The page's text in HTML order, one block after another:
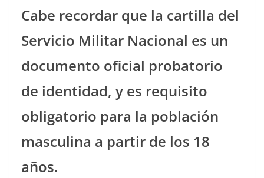
Cabe recordar que la cartilla del
Servicio Militar Nacional es un
documento oficial probatorio
de identidad, y es requisito
obligatorio para la población
masculina a partir de los 18
años.